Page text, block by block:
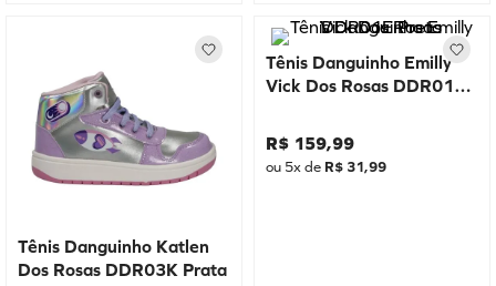
Tênis Danguinho Katlen
Dos Rosas DDR03K Prata
Tênis Danguinho Emilly
Vick Dos Rosas DDR01E
R$ 159,99
ou 5x de R$ 31,99